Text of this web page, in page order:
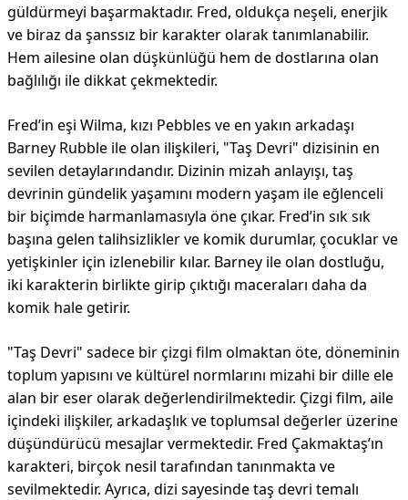
güldürmeyi başarmaktadır. Fred, oldukça neşeli, enerjik
ve biraz da şanssız bir karakter olarak tanımlanabilir.
Hem ailesine olan düşkünlüğü hem de dostlarına olan
bağlılığı ile dikkat çekmektedir.
Fred’in eşi Wilma, kızı Pebbles ve en yakın arkadaşı
Barney Rubble ile olan ilişkileri, "Taş Devri" dizisinin en
sevilen detaylarındandır. Dizinin mizah anlayışı, taş
devrinin gündelik yaşamını modern yaşam ile eğlenceli
bir biçimde harmanlamasıyla öne çıkar. Fred’in sık sık
başına gelen talihsizlikler ve komik durumlar, çocuklar ve
yetişkinler için izlenebilir kılar. Barney ile olan dostluğu,
iki karakterin birlikte girip çıktığı maceraları daha da
komik hale getirir.
"Taş Devri" sadece bir çizgi film olmaktan öte, döneminin
toplum yapısını ve kültürel normlarını mizahi bir dille ele
alan bir eser olarak değerlendirilmektedir. Çizgi film, aile
içindeki ilişkiler, arkadaşlık ve toplumsal değerler üzerine
düşündürücü mesajlar vermektedir. Fred Çakmaktaş’ın
karakteri, birçok nesil tarafından tanınmakta ve
sevilmektedir. Ayrıca, dizi sayesinde taş devri temalı